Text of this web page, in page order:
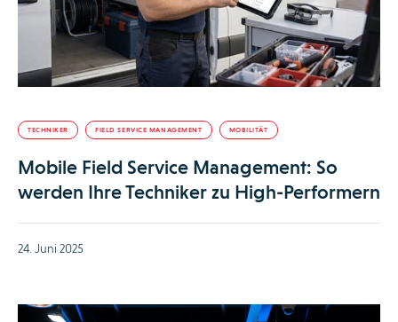
TECHNIKER FIELD SERVICE MANAGEMENT MOBILITÄT
Mobile Field Service Management: So
werden Ihre Techniker zu High-Performern
24. Juni 2025